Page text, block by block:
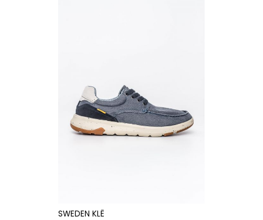
SWEDEN KLË